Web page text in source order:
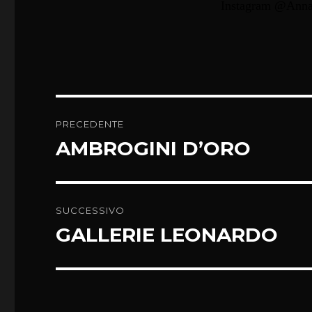
articoli
PRECEDENTE
Articolo
AMBROGINI D’ORO
SUCCESSIVO
Articolo
GALLERIE LEONARDO